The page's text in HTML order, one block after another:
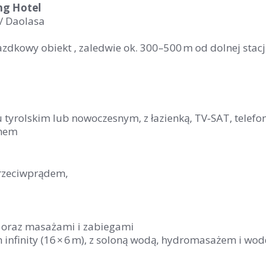
Hotel
Daolasa
obiekt , zaledwie ok. 300–500 m od dolnej
lub nowoczesnym, z łazienką, TV‑SAT,
masażami i zabiegami
(16 × 6 m), z soloną wodą, hydromasażem i